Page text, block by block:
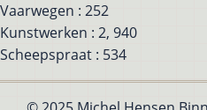
Vaarwegen : 252
Kunstwerken : 2, 940
Scheepspraat : 534